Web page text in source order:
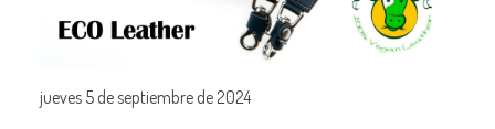
jueves 5 de septiembre de 2024